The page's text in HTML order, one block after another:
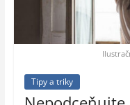
moto,
vesmír
Tipy a triky